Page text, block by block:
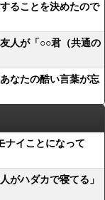
ることを決めたので
人が「○○君（共通の
なたの酷い言葉が忘
ナイことになって
がハダカで寝てる」